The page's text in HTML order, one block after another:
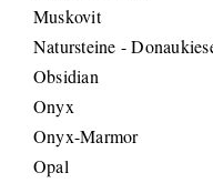
Muskovit
Natursteine -
Obsidian
Onyx
Onyx-Marmor
Opal